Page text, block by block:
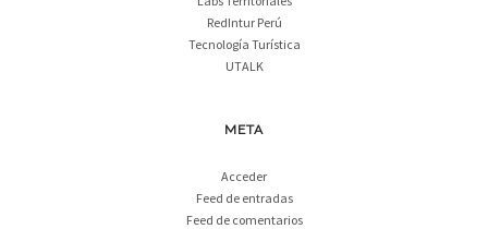
RedIntur Perú
Tecnología Turística
UTALK
META
Acceder
Feed de entradas
Feed de comentarios